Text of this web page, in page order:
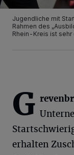
Jugendliche mit
Rahmen des
Rhein-Kreis ist sehr
G
erhalten